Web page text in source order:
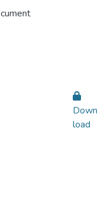
Down
load